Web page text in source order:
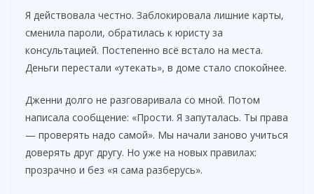
Я действовала честно. Заблокировала лишние карты,
сменила пароли, обратилась к юристу за
консультацией. Постепенно всё встало на места.
Деньги перестали «утекать», в доме стало спокойнее.
Дженни долго не разговаривала со мной. Потом
написала сообщение: «Прости. Я запуталась. Ты права
— проверять надо самой». Мы начали заново учиться
доверять друг другу. Но уже на новых правилах:
прозрачно и без «я сама разберусь».